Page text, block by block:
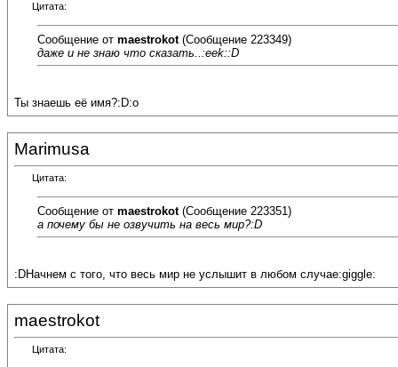
Цитата:
Сообщение от maestrokot(Сообщение 223349)
даже и не знаю что сказать..:eek::D
Ты знаешь её имя?:D:o
Marimusa
Цитата:
Сообщение от maestrokot(Сообщение 223351)
а почему бы не озвучить на весь мир?:D
:DНачнем с того, что весь мир не услышит в любом случае:giggle:
maestrokot
Цитата: